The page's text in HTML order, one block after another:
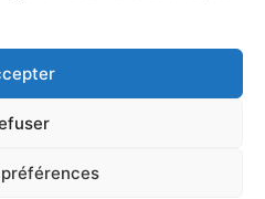
64 75 / 02 37 34 04 04
Web Cloud par